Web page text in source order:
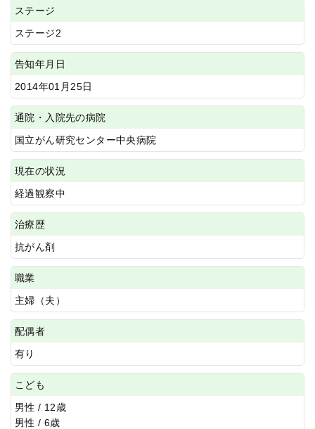
ステージ
ステージ2
告知年月日
2014年01月25日
通院・入院先の病院
国立がん研究センター中央病院
現在の状況
経過観察中
治療歴
抗がん剤
職業
主婦（夫）
配偶者
有り
こども
男性 / 12歳
男性 / 6歳